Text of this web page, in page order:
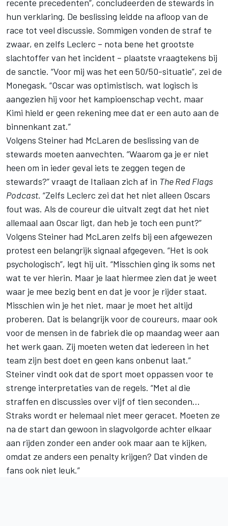
recente precedenten”, concludeerden de stewards in
hun verklaring. De beslissing leidde na afloop van de
race tot veel discussie. Sommigen vonden de straf te
zwaar, en zelfs Leclerc – nota bene het grootste
slachtoffer van het incident – plaatste vraagtekens bij
de sanctie. “Voor mij was het een 50/50-situatie”, zei de
Monegask. “Oscar was optimistisch, wat logisch is
aangezien hij voor het kampioenschap vecht, maar
Kimi hield er geen rekening mee dat er een auto aan de
binnenkant zat.”
Volgens Steiner had McLaren de beslissing van de
stewards moeten aanvechten. “Waarom ga je er niet
heen om in ieder geval iets te zeggen tegen de
stewards?” vraagt de Italiaan zich af in The Red Flags
Podcast. “Zelfs Leclerc zei dat het niet alleen Oscars
fout was. Als de coureur die uitvalt zegt dat het niet
allemaal aan Oscar ligt, dan heb je toch een punt?”
Volgens Steiner had McLaren zelfs bij een afgewezen
protest een belangrijk signaal afgegeven. “Het is ook
psychologisch”, legt hij uit. “Misschien ging ik soms net
wat te ver hierin. Maar je laat hiermee zien dat je weet
waar je mee bezig bent en dat je voor je rijder staat.
Misschien win je het niet, maar je moet het altijd
proberen. Dat is belangrijk voor de coureurs, maar ook
voor de mensen in de fabriek die op maandag weer aan
het werk gaan. Zij moeten weten dat iedereen in het
team zijn best doet en geen kans onbenut laat.”
Steiner vindt ook dat de sport moet oppassen voor te
strenge interpretaties van de regels. “Met al die
straffen en discussies over vijf of tien seconden…
Straks wordt er helemaal niet meer geracet. Moeten ze
na de start dan gewoon in slagvolgorde achter elkaar
aan rijden zonder een ander ook maar aan te kijken,
omdat ze anders een penalty krijgen? Dat vinden de
fans ook niet leuk.”